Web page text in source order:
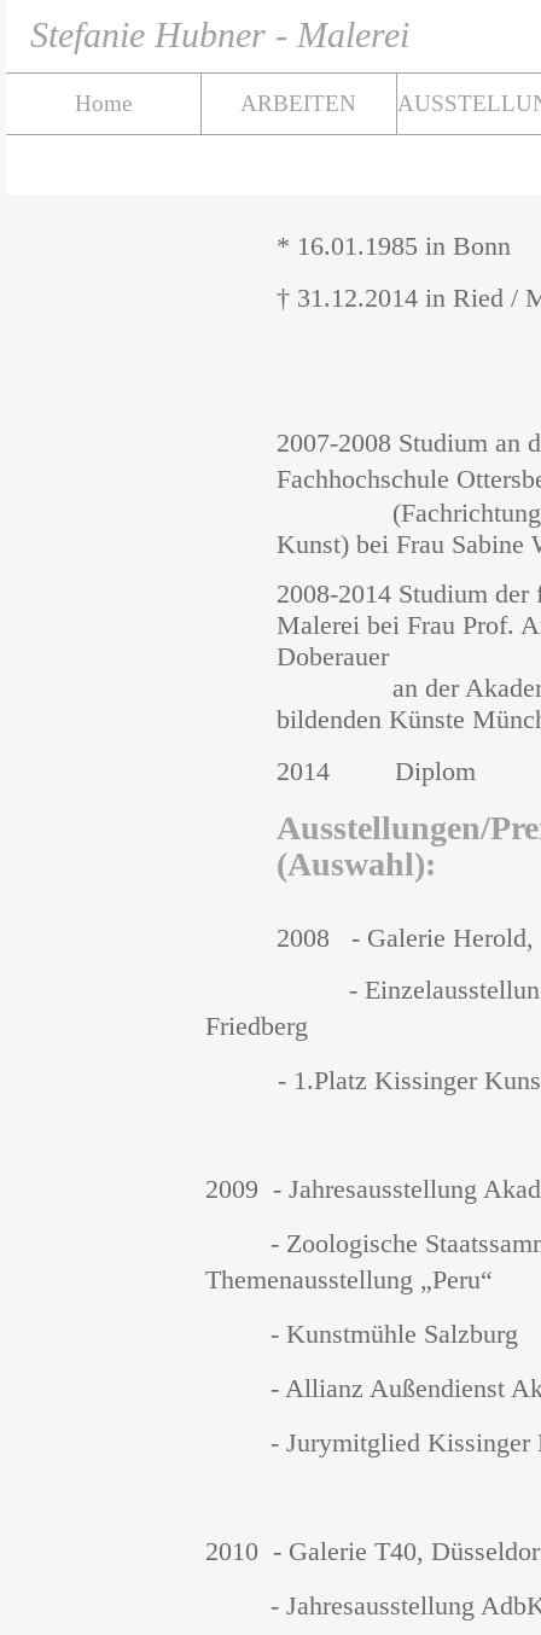
Stefanie Hubner - Malerei
Home ARBEITEN
* 16.01.1985 in Bonn
† 31.12.2014 in Ried /
2007-2008 Studium an
Fachhochschule
(Fachrichtung
Kunst) bei Frau Sabine
2008-2014 Studium der
Malerei bei Frau Prof.
Doberauer
an der
bildenden Künste
2014 Diplom
Ausstellungen/
(Auswahl):
2008 - Galerie Herold,
- Einzelausstellung
Friedberg
- 1.Platz Kissinger
2009 - Jahresausstellung
- Zoologische
Themenausstellung
- Kunstmühle
- Allianz Außendienst
- Jurymitglied Kissinger
2010 - Galerie T40,
- Jahresausstellung